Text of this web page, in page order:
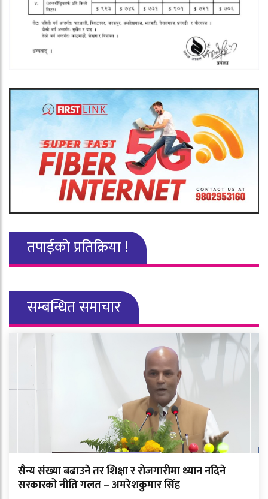
तपाईको प्रतिक्रिया !
सम्बन्धित समाचार
सैन्य संख्या बढाउने तर शिक्षा र रोजगारीमा ध्यान नदिने
सरकारको नीति गलत – अमरेशकुमार सिंह